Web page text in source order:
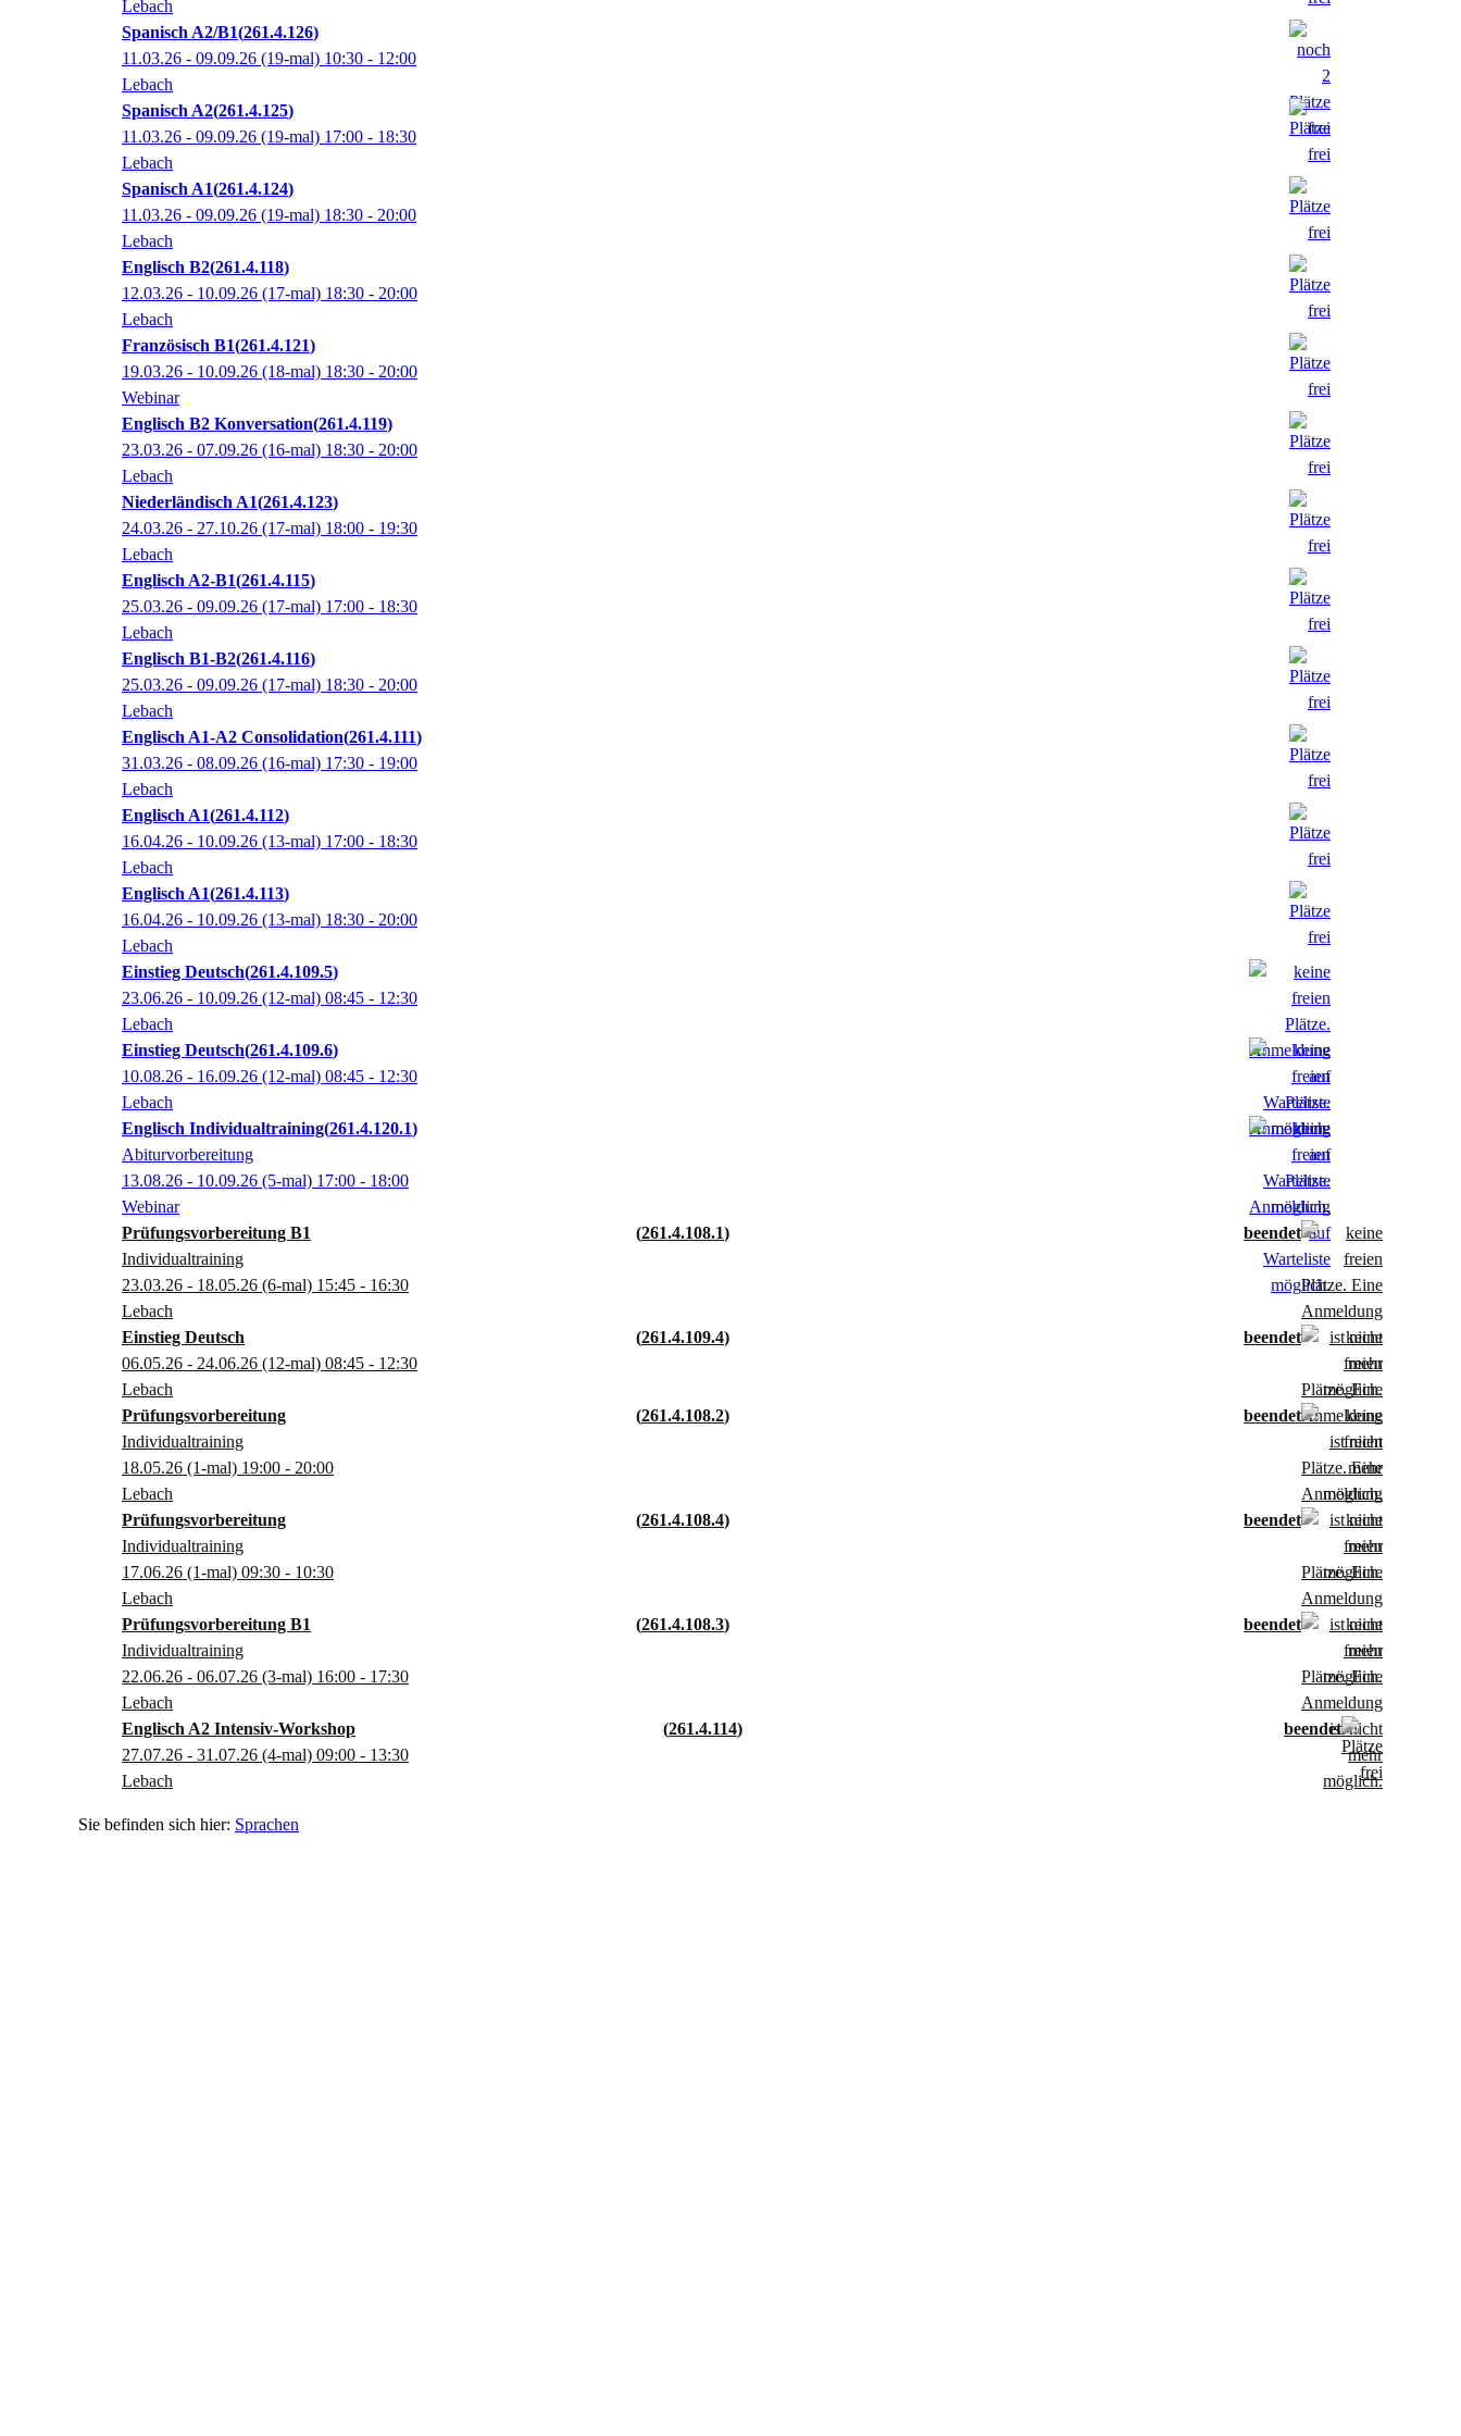
Lebach
Spanisch A2/B1 261.4.126
11.03.26 - 09.09.26 (19-mal) 10:30 - 12:00
Lebach
Spanisch A2 261.4.125
11.03.26 - 09.09.26 (19-mal) 17:00 - 18:30
Lebach
Spanisch A1 261.4.124
11.03.26 - 09.09.26 (19-mal) 18:30 - 20:00
Lebach
Englisch B2 261.4.118
12.03.26 - 10.09.26 (17-mal) 18:30 - 20:00
Lebach
Französisch B1 261.4.121
19.03.26 - 10.09.26 (18-mal) 18:30 - 20:00
Webinar
Prüfungsvorbereitung B1
261.4.108.1
Individualtraining
23.03.26 - 18.05.26 (6-mal) 15:45 - 16:30
Lebach
Englisch B2 Konversation 261.4.119
23.03.26 - 07.09.26 (16-mal) 18:30 - 20:00
Lebach
Niederländisch A1 261.4.123
24.03.26 - 27.10.26 (17-mal) 18:00 - 19:30
Lebach
Englisch A2-B1 261.4.115
25.03.26 - 09.09.26 (17-mal) 17:00 - 18:30
Lebach
Englisch B1-B2 261.4.116
25.03.26 - 09.09.26 (17-mal) 18:30 - 20:00
Lebach
Englisch A1-A2 Consolidation 261.4.111
31.03.26 - 08.09.26 (16-mal) 17:30 - 19:00
Lebach
Englisch A1 261.4.112
16.04.26 - 10.09.26 (13-mal) 17:00 - 18:30
Lebach
Englisch A1 261.4.113
16.04.26 - 10.09.26 (13-mal) 18:30 - 20:00
Lebach
Einstieg Deutsch
261.4.109.4
06.05.26 - 24.06.26 (12-mal) 08:45 - 12:30
Lebach
Prüfungsvorbereitung
261.4.108.2
Individualtraining
18.05.26 (1-mal) 19:00 - 20:00
Lebach
Prüfungsvorbereitung
261.4.108.4
Individualtraining
17.06.26 (1-mal) 09:30 - 10:30
Lebach
Prüfungsvorbereitung B1
261.4.108.3
Individualtraining
22.06.26 - 06.07.26 (3-mal) 16:00 - 17:30
Lebach
Einstieg Deutsch 261.4.109.5
23.06.26 - 10.09.26 (12-mal) 08:45 - 12:30
Lebach
Englisch A2 Intensiv-Workshop
261.4.114
27.07.26 - 31.07.26 (4-mal) 09:00 - 13:30
Lebach
Einstieg Deutsch 261.4.109.6
10.08.26 - 16.09.26 (12-mal) 08:45 - 12:30
Lebach
Englisch Individualtraining 261.4.120.1
Abiturvorbereitung
13.08.26 - 10.09.26 (5-mal) 17:00 - 18:00
Webinar
Sprachen